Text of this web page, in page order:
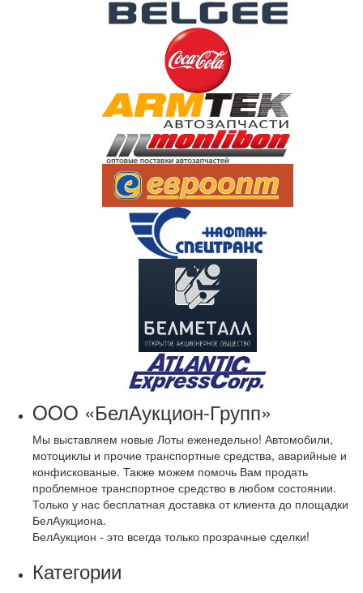
OOO «БелАукцион-Групп»
Мы выставляем новые Лоты еженедельно! Автомобили,
мотоциклы и прочие транспортные средства, аварийные и
конфискованые. Также можем помочь Вам продать
проблемное транспортное средство в любом состоянии.
Только у нас бесплатная доставка от клиента до площадки
БелАукциона.
БелАукцион - это всегда только прозрачные сделки!
Категории